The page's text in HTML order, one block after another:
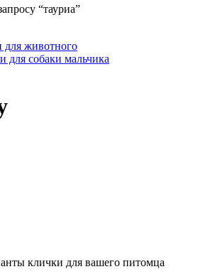
“тауриа”
животного
для собаки мальчика
клички для вашего питомца